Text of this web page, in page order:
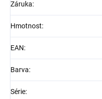
Záruka:
Hmotnost:
EAN:
Barva:
Série: